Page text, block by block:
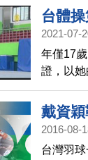
台體
2021-07-
年僅17
證，以
為台灣
票，不但
體操選
戴資
2016-08-
台灣羽